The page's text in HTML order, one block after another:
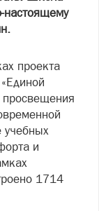
настоящему
проекта
просвещения
учебных
и
1714